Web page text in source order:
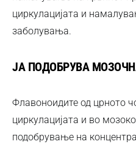
циркулацијата и
заболувања.
ЈА ПОДОБРУВА
Флавоноидите од црното
циркулацијата и во
подобрување на